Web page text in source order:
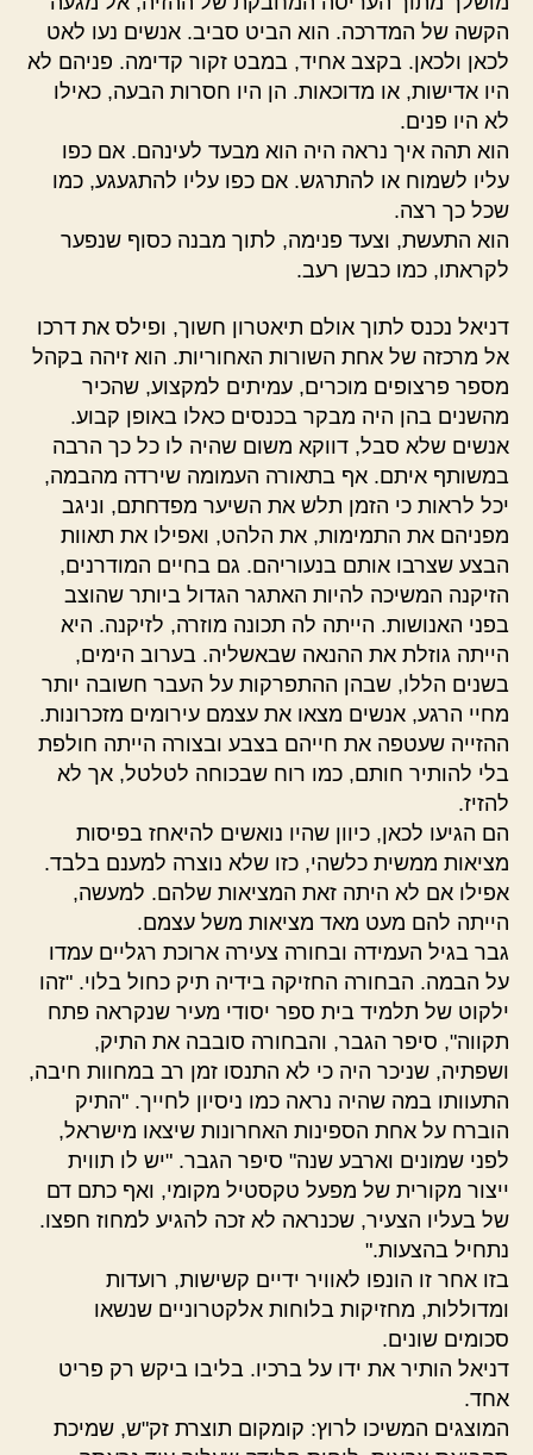
הקשה של המדרכה. הוא הביט סביב. אנשים נעו לאט
לכאן ולכאן. בקצב אחיד, במבט זקור קדימה. פניהם לא
היו אדישות, או מדוכאות. הן היו חסרות הבעה, כאילו
לא היו פנים.
הוא תהה איך נראה היה הוא מבעד לעינהם. אם כפו
עליו לשמוח או להתרגש. אם כפו עליו להתגעגע, כמו
שכל כך רצה.
הוא התעשת, וצעד פנימה, לתוך מבנה כסוף שנפער
לקראתו, כמו כבשן רעב.
דניאל נכנס לתוך אולם תיאטרון חשוך, ופילס את דרכו
אל מרכזה של אחת השורות האחוריות. הוא זיהה בקהל
מספר פרצופים מוכרים, עמיתים למקצוע, שהכיר
מהשנים בהן היה מבקר בכנסים כאלו באופן קבוע.
אנשים שלא סבל, דווקא משום שהיה לו כל כך הרבה
במשותף איתם. אף בתאורה העמומה שירדה מהבמה,
יכל לראות כי הזמן תלש את השיער מפדחתם, וניגב
מפניהם את התמימות, את הלהט, ואפילו את תאוות
הבצע שצרבו אותם בנעוריהם. גם בחיים המודרנים,
הזיקנה המשיכה להיות האתגר הגדול ביותר שהוצב
בפני האנושות. הייתה לה תכונה מוזרה, לזיקנה. היא
הייתה גוזלת את ההנאה שבאשליה. בערוב הימים,
בשנים הללו, שבהן ההתפרקות על העבר חשובה יותר
מחיי הרגע, אנשים מצאו את עצמם עירומים מזכרונות.
ההזייה שעטפה את חייהם בצבע ובצורה הייתה חולפת
בלי להותיר חותם, כמו רוח שבכוחה לטלטל, אך לא
להזיז.
הם הגיעו לכאן, כיוון שהיו נואשים להיאחז בפיסות
מציאות ממשית כלשהי, כזו שלא נוצרה למענם בלבד.
אפילו אם לא היתה זאת המציאות שלהם. למעשה,
הייתה להם מעט מאד מציאות משל עצמם.
גבר בגיל העמידה ובחורה צעירה ארוכת רגליים עמדו
על הבמה. הבחורה החזיקה בידיה תיק כחול בלוי. "זהו
ילקוט של תלמיד בית ספר יסודי מעיר שנקראה פתח
תקווה", סיפר הגבר, והבחורה סובבה את התיק,
ושפתיה, שניכר היה כי לא התנסו זמן רב במחוות חיבה,
התעוותו במה שהיה נראה כמו ניסיון לחייך. "התיק
הוברח על אחת הספינות האחרונות שיצאו מישראל,
לפני שמונים וארבע שנה" סיפר הגבר. "יש לו תווית
ייצור מקורית של מפעל טקסטיל מקומי, ואף כתם דם
של בעליו הצעיר, שכנראה לא זכה להגיע למחוז חפצו.
נתחיל בהצעות."
בזו אחר זו הונפו לאוויר ידיים קשישות, רועדות
ומדוללות, מחזיקות בלוחות אלקטרוניים שנשאו
סכומים שונים.
דניאל הותיר את ידו על ברכיו. בליבו ביקש רק פריט
אחד.
המוצגים המשיכו לרוץ: קומקום תוצרת זק"ש, שמיכת